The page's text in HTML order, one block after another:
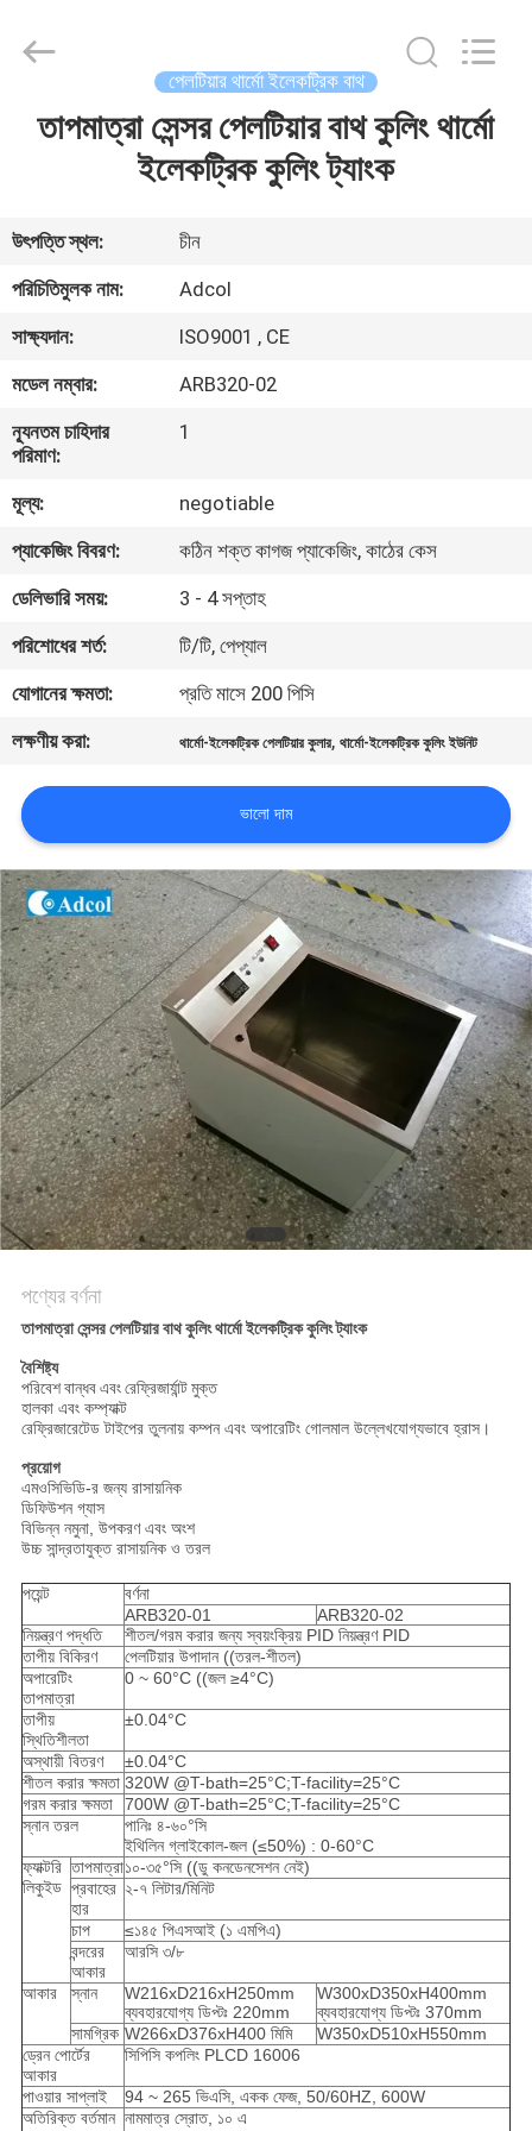
বাড়ি
ভিডিও
আমাদের
সম্পর্কে
ভ্রমণ
মান
নিয়ন্ত্রণ
যোগাযোগ
করুন
খবর
মামলা
সাইট
ম্যাপ
PRIVACY
POLICY
পেলটিয়ার থার্মো ইলেকট্রিক বাথ
তাপমাত্রা সেন্সর পেলটিয়ার বাথ কুলিং থার্মো
ইলেকট্রিক কুলিং ট্যাংক
উৎপত্তি স্থল:
চীন
পরিচিতিমুলক নাম:
Adcol
সাক্ষ্যদান:
ISO9001 , CE
মডেল নম্বার:
ARB320-02
ন্যূনতম চাহিদার
পরিমাণ:
1
মূল্য:
negotiable
প্যাকেজিং বিবরণ:
কঠিন শক্ত কাগজ প্যাকেজিং, কাঠের কেস
ডেলিভারি সময়:
3 - 4 সপ্তাহ
পরিশোধের শর্ত:
টি/টি, পেপ্যাল
যোগানের ক্ষমতা:
প্রতি মাসে 200 পিসি
লক্ষণীয় করা:
থার্মো-ইলেকট্রিক পেলটিয়ার কুলার,থার্মো-ইলেকট্রিক কুলিং ইউনিট
ভালো দাম
পণ্যের বর্ণনা
তাপমাত্রা সেন্সর পেলটিয়ার বাথ কুলিং থার্মো ইলেকট্রিক কুলিং ট্যাংক
বৈশিষ্ট্য
পরিবেশ বান্ধব এবং রেফ্রিজার্যান্ট মুক্ত
হালকা এবং কম্প্যাক্ট
রেফ্রিজারেটেড টাইপের তুলনায় কম্পন এবং অপারেটিং গোলমাল উল্লেখযোগ্যভাবে হ্রাস।
প্রয়োগ
এমওসিভিডি-র জন্য রাসায়নিক
ডিফিউশন গ্যাস
বিভিন্ন নমুনা, উপকরণ এবং অংশ
উচ্চ সান্দ্রতাযুক্ত রাসায়নিক ও তরল
পয়েন্ট
বর্ণনা
ARB320-01
ARB320-02
নিয়ন্ত্রণ পদ্ধতি
শীতল/গরম করার জন্য স্বয়ংক্রিয় PID নিয়ন্ত্রণ PID
তাপীয় বিকিরণ
পেলটিয়ার উপাদান ((তরল-শীতল)
অপারেটিং
তাপমাত্রা
0 ~ 60°C ((জল ≥4°C)
তাপীয়
স্থিতিশীলতা
±0.04°C
অস্থায়ী বিতরণ
±0.04°C
শীতল করার ক্ষমতা 320W @T-bath=25°C;T-facility=25°C
গরম করার ক্ষমতা
700W @T-bath=25°C;T-facility=25°C
স্নান তরল
পানিঃ ৪-৬০°সি
ইথিলিন গ্লাইকোল-জল (≤50%) : 0-60°C
ফ্যাক্টরি
লিকুইড
তাপমাত্রা১০-৩৫°সি ((ডু কনডেনসেশন নেই)
প্রবাহের
হার
২-৭ লিটার/মিনিট
চাপ
≤১৪৫ পিএসআই (১ এমপিএ)
বন্দরের
আকার
আরসি ৩/৮
আকার স্নান
W216xD216xH250mm
ব্যবহারযোগ্য ডিপ্টঃ 220mm
W300xD350xH400mm
ব্যবহারযোগ্য ডিপ্টঃ 370mm
সামগ্রিক W266xD376xH400 মিমি
W350xD510xH550mm
ড্রেন পোর্টের
আকার
সিপিসি কপলিং PLCD 16006
পাওয়ার সাপ্লাই
94 ~ 265 ভিএসি, একক ফেজ, 50/60HZ, 600W
অতিরিক্ত বর্তমান নামমাত্র স্রোত, ১০ এ